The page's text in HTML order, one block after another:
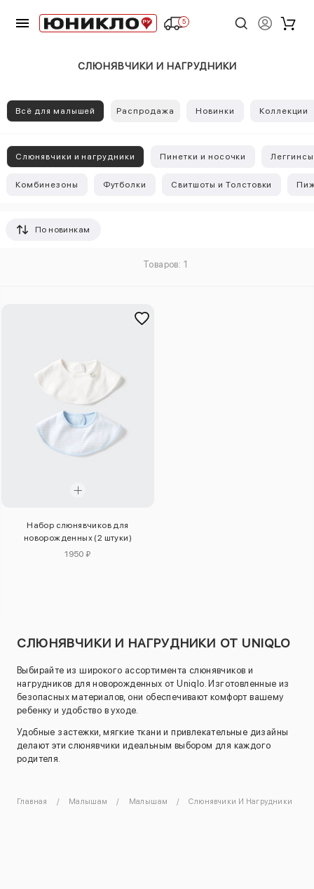
5
СЛЮНЯВЧИКИ И НАГРУДНИКИ
Всё для малышей Распродажа Новинки Коллекции
Слюнявчики и нагрудники Пинетки и носочки Леггинсы
Комбинезоны Футболки Свитшоты и Толстовки
По новинкам
Товаров: 1
Набор слюнявчиков для
новорожденных (2 штуки)
1950 ₽
СЛЮНЯВЧИКИ И НАГРУДНИКИ ОТ UNIQLO
Выбирайте из широкого ассортимента слюнявчиков и
нагрудников для новорожденных от Uniqlo. Изготовленные из
безопасных материалов, они обеспечивают комфорт вашему
ребенку и удобство в уходе.
Удобные застежки, мягкие ткани и привлекательные дизайны
делают эти слюнявчики идеальным выбором для каждого
родителя.
Главная Малышам Малышам Слюнявчики И Нагрудники